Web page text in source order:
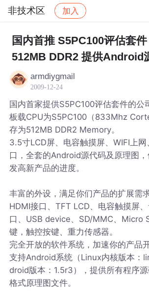
非技术区 加入
社区 非技术区 帖子详情
国内首推 S5PC100评估套
512MB DDR2 提供Android
armdiygmail
2009-12-24
国内首家提供S5PC100评估套件的公
板载CPU为S5PC100（833Mhz
存为512MB DDR2 Memory。
3.5寸LCD屏、电容触摸屏、WIFI上
口，全套的Android源代码及原理图
发高新产品的进度。
丰富的外设，满足你们产品的扩展需
HDMI接口、TFT LCD、电容触摸屏
口、USB device、SD/MMC、Micro
键，触控按键、重力传感器。
完全开放的软件系统，加速你的产品
支持Android系统（Linux内核版本：
droid版本：1.5r3），提供所有程序
格式原理图文件。